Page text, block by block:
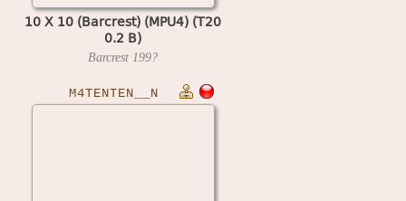
10 X 10 (Barcrest) (MPU4) (T20
0.2 B)
Barcrest 199?
M4TENTEN__N